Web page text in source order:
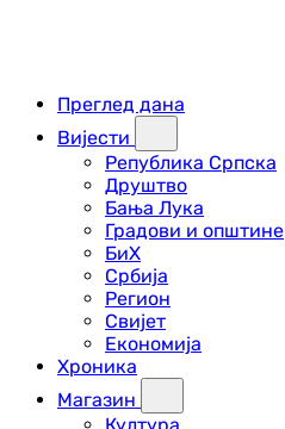
Преглед дана
Вијести
Република Српска
Друштво
Бања Лука
Градови и општине
БиХ
Србија
Регион
Свијет
Економија
Хроника
Магазин